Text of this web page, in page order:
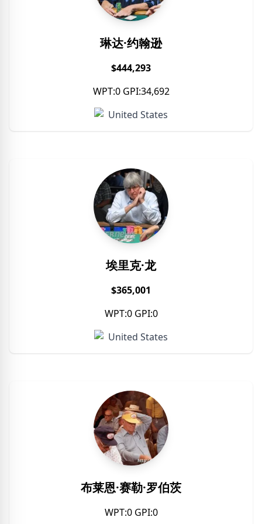
琳达·约翰逊
$444,293
WPT:0 GPI:34,692
United States
埃里克·龙
$365,001
WPT:0 GPI:0
United States
布莱恩·赛勒·罗伯茨
WPT:0 GPI:0